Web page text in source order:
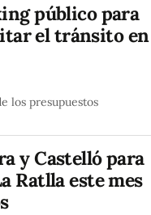
público para
el tránsito en
los presupuestos
y Castelló para
Ratlla este mes